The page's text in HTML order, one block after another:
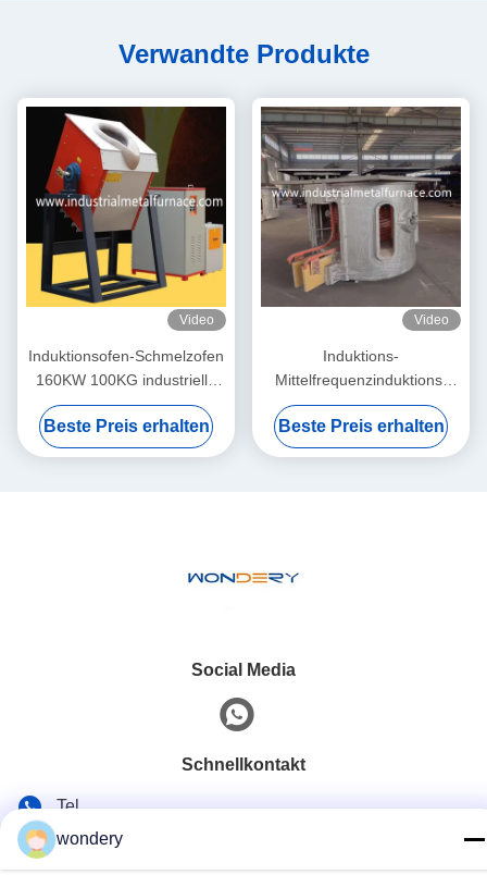
Verwandte Produkte
Video
Induktionsofen-Schmelzofen
160KW 100KG industrielle
für Roheisen-
Wärmebehandlung
Beste Preis erhalten
Video
Induktions-
Mittelfrequenzinduktions-
AluminiumSchmelzofen des
Roheisen-200kg
schmelzende
Beste Preis erhalten
Social Media
Schnellkontakt
Tel.
86--15305299442
wondery